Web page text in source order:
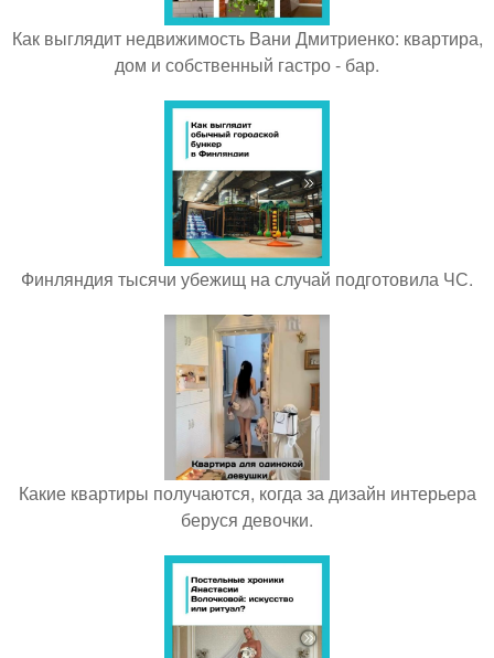
Как выглядит недвижимость Вани Дмитриенко: квартира,
дом и собственный гастро - бар.
Финляндия тысячи убежищ на случай подготовила ЧС.
Какие квартиры получаются, когда за дизайн интерьера
беруся девочки.